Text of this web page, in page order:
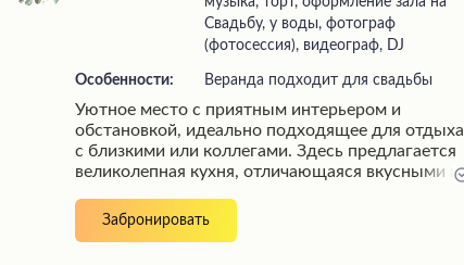
Свадьбу, у воды, фотограф
(фотосессия), видеограф, DJ
Особенности: Веранда подходит для свадьбы
Уютное место с приятным интерьером и
обстановкой, идеально подходящее для отдыха
с близкими или коллегами. Здесь предлагается
великолепная кухня, отличающаяся вкусными и
благодаря внимательному и обходительному
персоналу. Ухоженная территория и аккуратный
Забронировать